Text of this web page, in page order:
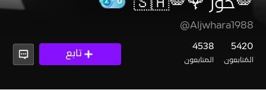
🪽حور 🌹🇸🇦🪽
@Aljwhara1988
5420
المُتابعون
4538
المتابعون
تابع